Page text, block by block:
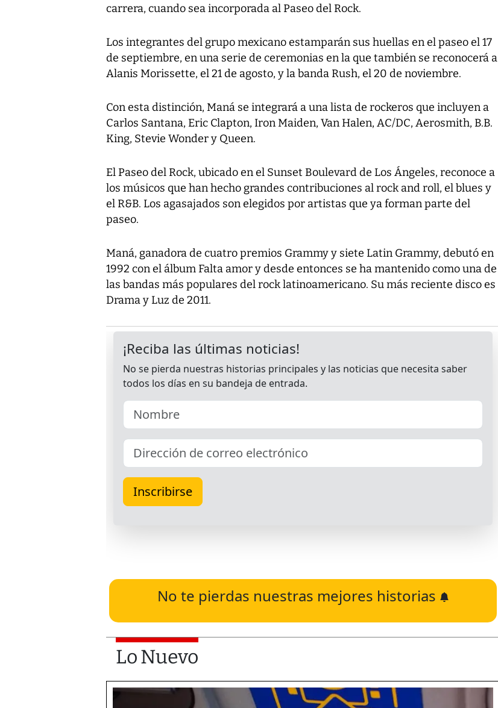
carrera, cuando sea incorporada al Paseo del Rock.
Los integrantes del grupo mexicano estamparán sus huellas en el paseo el 17
de septiembre, en una serie de ceremonias en la que también se reconocerá a
Alanis Morissette, el 21 de agosto, y la banda Rush, el 20 de noviembre.
Con esta distinción, Maná se integrará a una lista de rockeros que incluyen a
Carlos Santana, Eric Clapton, Iron Maiden, Van Halen, AC/DC, Aerosmith, B.B.
King, Stevie Wonder y Queen.
El Paseo del Rock, ubicado en el Sunset Boulevard de Los Ángeles, reconoce a
los músicos que han hecho grandes contribuciones al rock and roll, el blues y
el R&B. Los agasajados son elegidos por artistas que ya forman parte del
paseo.
Maná, ganadora de cuatro premios Grammy y siete Latin Grammy, debutó en
1992 con el álbum Falta amor y desde entonces se ha mantenido como una de
las bandas más populares del rock latinoamericano. Su más reciente disco es
Drama y Luz de 2011.
No te pierdas nuestras mejores historias
Lo Nuevo